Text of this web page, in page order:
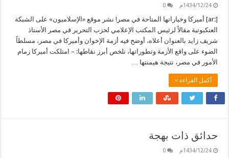
1434/12/24م 0
[:ar] أميركا وخياراتها المتاحة في مصر! نشر موقع «الإسلاميون» على الشبكة
العنكبوتية مقالاً لرئيس المكتب الإعلامي لحزب التحرير في مصر الأستاذ
شريف زايد بالعنوان أعلاه، أوضح فيه أزمة الإخوان وأميركا في مصر، مسلطاً
الضوء على واقع الأزمة وتطوراتها، نلخص أبرز نقاطها: – امتلكت أميركا زمام
الأمور في مصر، نتيجة هيمنتها …
أكمل القراءة »
حدائق ذات بهجة
1434/12/24م 0